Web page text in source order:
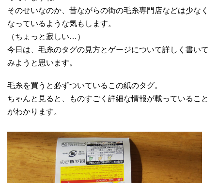
そのせいなのか、昔ながらの街の毛糸専門店などは少なく
なっているような気もします。
（ちょっと寂しい…）
今日は、毛糸のタグの見方とゲージについて詳しく書いて
みようと思います。
毛糸を買うと必ずついているこの紙のタグ。
ちゃんと見ると、ものすごく詳細な情報が載っていること
がわかります。